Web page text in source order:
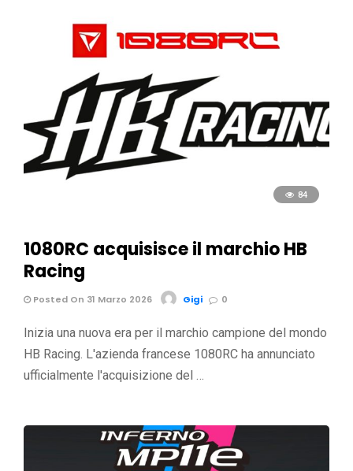
84
1080RC acquisisce il marchio HB
Racing
Posted On 31 Marzo 2026 Gigi 0
Inizia una nuova era per il marchio campione del mondo
HB Racing. L'azienda francese 1080RC ha annunciato
ufficialmente l'acquisizione del …